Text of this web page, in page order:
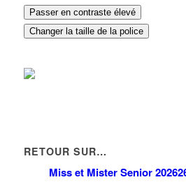
Passer en contraste élevé
Changer la taille de la police
RETOUR SUR…
Miss et Mister Senior 2026